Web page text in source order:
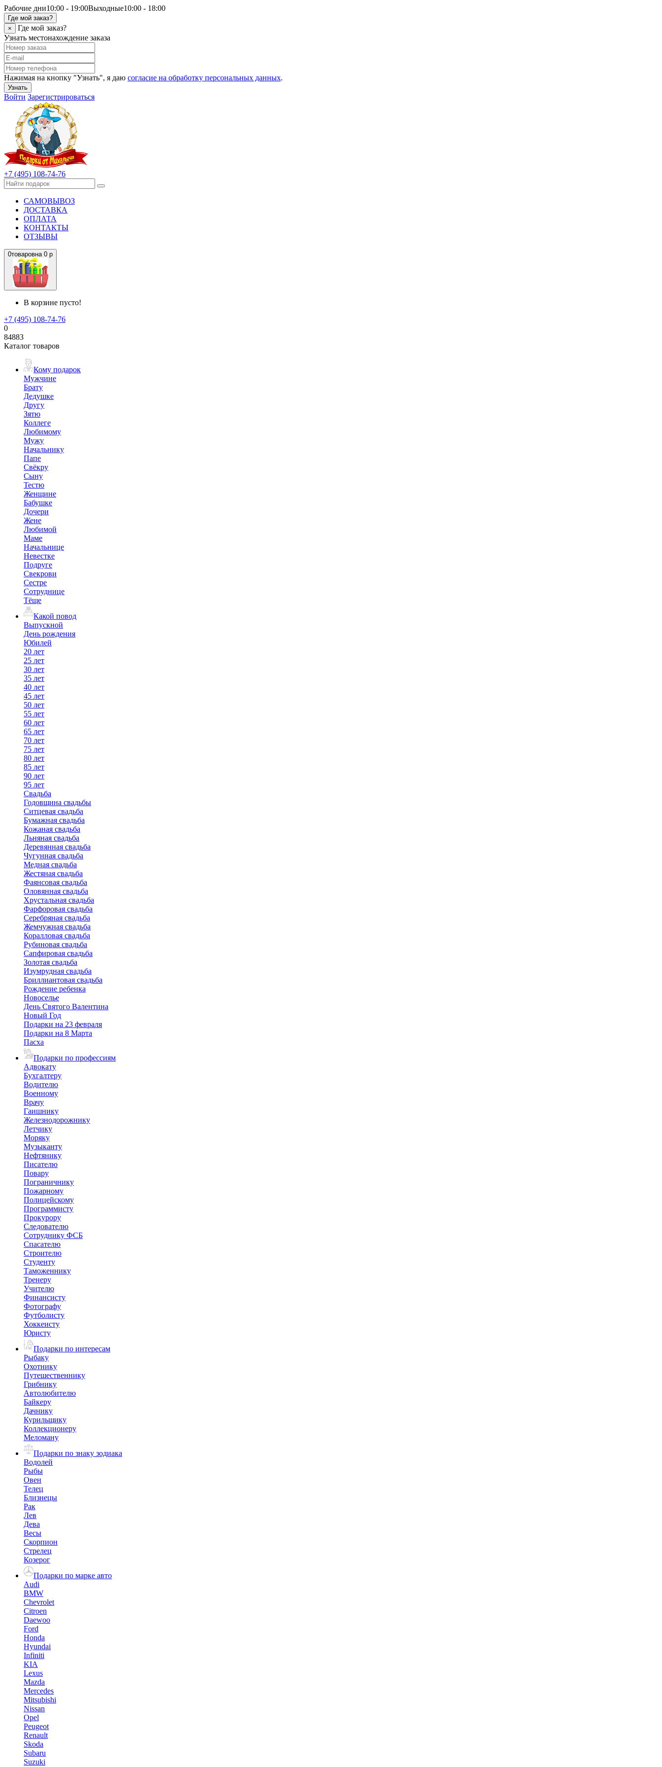
Рабочие дни10:00 - 19:00Выходные10:00 - 18:00
Где мой заказ?
×
Где мой заказ?
Узнать местонахождение заказа
Нажимая на кнопку "Узнать", я даю согласие на обработку персональных данных.
Узнать
Войти Зарегистрироваться
+7 (495) 108-74-76
САМОВЫВОЗ
ДОСТАВКА
ОПЛАТА
КОНТАКТЫ
ОТЗЫВЫ
0товаровна 0 р
В корзине пусто!
+7 (495) 108-74-76
0
84883
Каталог товаров
Кому подарок
Мужчине
Брату
Дедушке
Другу
Зятю
Коллеге
Любимому
Мужу
Начальнику
Папе
Свёкру
Сыну
Тестю
Женщине
Бабушке
Дочери
Жене
Любимой
Маме
Начальнице
Невестке
Подруге
Свекрови
Сестре
Сотруднице
Тёще
Какой повод
Выпускной
День рождения
Юбилей
20 лет
25 лет
30 лет
35 лет
40 лет
45 лет
50 лет
55 лет
60 лет
65 лет
70 лет
75 лет
80 лет
85 лет
90 лет
95 лет
Свадьба
Годовщина свадьбы
Ситцевая свадьба
Бумажная свадьба
Кожаная свадьба
Льняная свадьба
Деревянная свадьба
Чугунная свадьба
Медная свадьба
Жестяная свадьба
Фаянсовая свадьба
Оловянная свадьба
Хрустальная свадьба
Фарфоровая свадьба
Серебряная свадьба
Жемчужная свадьба
Коралловая свадьба
Рубиновая свадьба
Сапфировая свадьба
Золотая свадьба
Изумрудная свадьба
Бриллиантовая свадьба
Рождение ребенка
Новоселье
День Святого Валентина
Новый Год
Подарки на 23 февраля
Подарки на 8 Марта
Пасха
Подарки по профессиям
Адвокату
Бухгалтеру
Водителю
Военному
Врачу
Гаишнику
Железнодорожнику
Летчику
Моряку
Музыканту
Нефтянику
Писателю
Повару
Пограничнику
Пожарному
Полицейскому
Программисту
Прокурору
Следователю
Сотруднику ФСБ
Спасателю
Строителю
Студенту
Таможеннику
Тренеру
Учителю
Финансисту
Фотографу
Футболисту
Хоккеисту
Юристу
Подарки по интересам
Рыбаку
Охотнику
Путешественнику
Грибнику
Автолюбителю
Байкеру
Дачнику
Курильщику
Коллекционеру
Меломану
Подарки по знаку зодиака
Водолей
Рыбы
Овен
Телец
Близнецы
Рак
Лев
Дева
Весы
Скорпион
Стрелец
Козерог
Подарки по марке авто
Audi
BMW
Chevrolet
Citroen
Daewoo
Ford
Honda
Hyundai
Infiniti
KIA
Lexus
Mazda
Mercedes
Mitsubishi
Nissan
Opel
Peugeot
Renault
Skoda
Subaru
Suzuki